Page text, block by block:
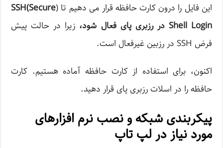
این فایل را درون کارت حافظه قرار می دهیم تا (SSH(Secure
Shell Login در رزبری پای فعال شود، زیرا در حالت پیش
فرض SSH در رزبین غیرفعال است.
اکنون، برای استفاده از کارت حافظه آماده هستیم. کارت
حافظه را در اسلات رزبری پای قرار دهید.
پیکربندی شبکه و نصب نرم افزارهای
مورد نیاز در لپ تاپ